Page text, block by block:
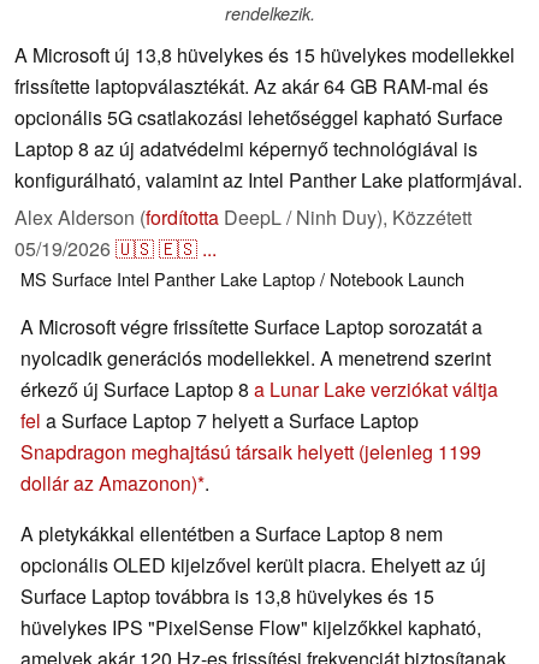
rendelkezik.
A Microsoft új 13,8 hüvelykes és 15 hüvelykes modellekkel
frissítette laptopválasztékát. Az akár 64 GB RAM-mal és
opcionális 5G csatlakozási lehetőséggel kapható Surface
Laptop 8 az új adatvédelmi képernyő technológiával is
konfigurálható, valamint az Intel Panther Lake platformjával.
Alex Alderson (fordította DeepL / Ninh Duy), Közzétett
05/19/2026🇺🇸🇪🇸 ...
MS Surface Intel Panther Lake Laptop / Notebook Launch
A Microsoft végre frissítette Surface Laptop sorozatát a
nyolcadik generációs modellekkel. A menetrend szerint
érkező új Surface Laptop 8 a Lunar Lake verziókat váltja
fel a Surface Laptop 7 helyett a Surface Laptop
Snapdragon meghajtású társaik helyett (jelenleg 1199
dollár az Amazonon) .
A pletykákkal ellentétben a Surface Laptop 8 nem
opcionális OLED kijelzővel került piacra. Ehelyett az új
Surface Laptop továbbra is 13,8 hüvelykes és 15
hüvelykes IPS "PixelSense Flow" kijelzőkkel kapható,